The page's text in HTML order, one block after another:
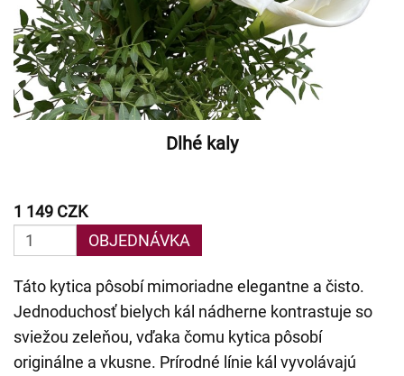
Dlhé kaly
1 149 CZK
OBJEDNÁVKA
Táto kytica pôsobí mimoriadne elegantne a čisto.
Jednoduchosť bielych kál nádherne kontrastuje so
sviežou zeleňou, vďaka čomu kytica pôsobí
originálne a vkusne. Prírodné línie kál vyvolávajú